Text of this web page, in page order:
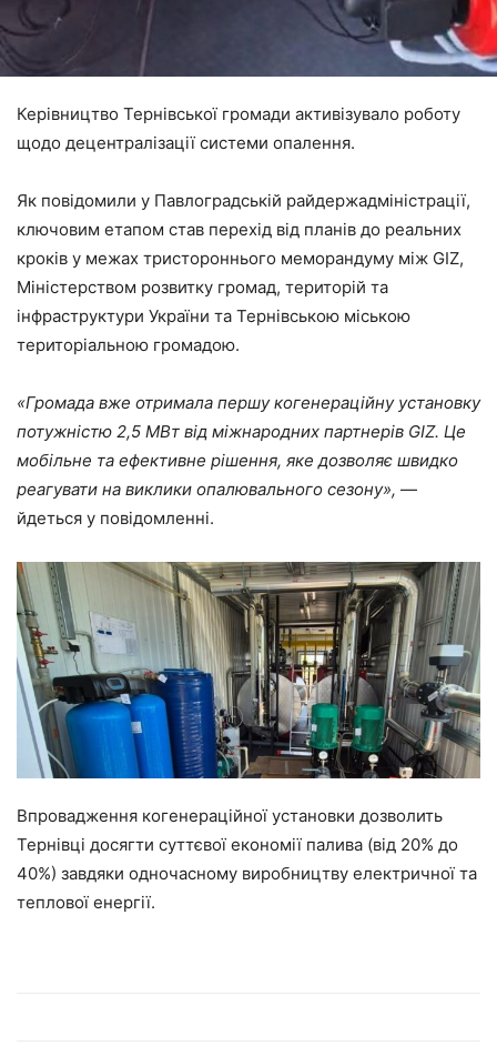
Керівництво Тернівської громади активізувало роботу
щодо децентралізації системи опалення.
Як повідомили у Павлоградській райдержадміністрації,
ключовим етапом став перехід від планів до реальних
кроків у межах тристороннього меморандуму між GIZ,
Міністерством розвитку громад, територій та
інфраструктури України та Тернівською міською
територіальною громадою.
«Громада вже отримала першу когенераційну установку
потужністю 2,5 МВт від міжнародних партнерів GIZ. Це
мобільне та ефективне рішення, яке дозволяє швидко
реагувати на виклики опалювального сезону», —
йдеться у повідомленні.
Впровадження когенераційної установки дозволить
Тернівці досягти суттєвої економії палива (від 20% до
40%) завдяки одночасному виробництву електричної та
теплової енергії.